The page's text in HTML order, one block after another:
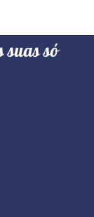
suas só